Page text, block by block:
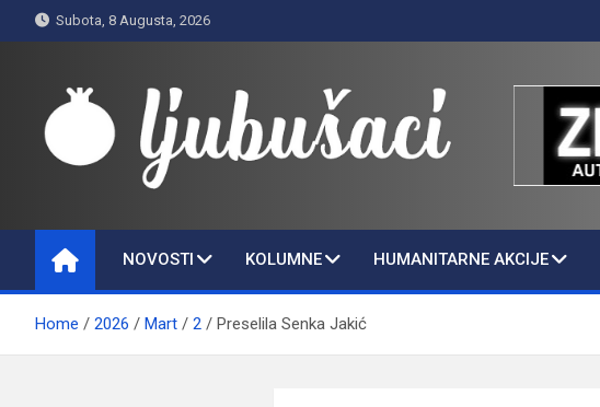
to
Subota, 8 Augusta, 2026
Ljubušaci
NOVOSTI KOLUMNE HUMANITARNE AKCIJE
Home 2026 Mart 2 Preselila Senka Jakić